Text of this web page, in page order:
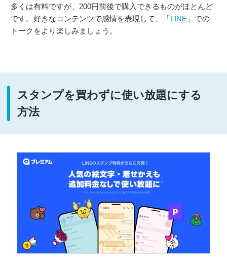
多くは有料ですが、200円前後で購入できるものがほとんど
です。好きなコンテンツで感情を表現して、「LINE 」での
トークをより楽しみましょう。
スタンプを買わずに使い放題にする
方法